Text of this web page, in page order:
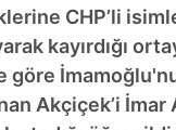
CHP’li
kayırdığı
göre
Akçiçek’i İmar